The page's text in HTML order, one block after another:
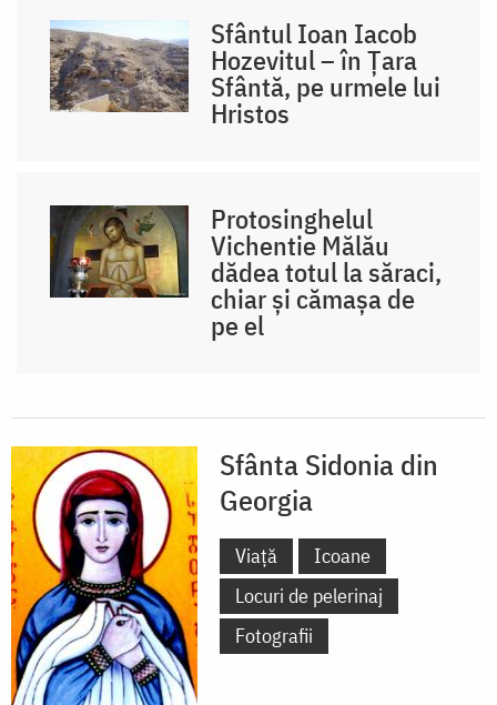
Sfântul Ioan Iacob
Hozevitul – în Țara
Sfântă, pe urmele lui
Hristos
Protosinghelul
Vichentie Mălău
dădea totul la săraci,
chiar și cămașa de
pe el
Sfânta Sidonia din
Georgia
Viață
Icoane
Locuri de pelerinaj
Fotografii